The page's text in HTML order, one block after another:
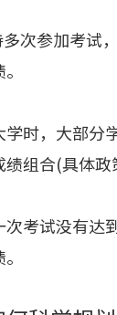
多次参加考试
学时，大部分
组合(具体政
次考试没有达